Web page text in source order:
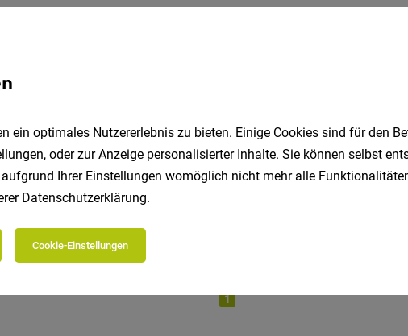
GmbH
(m/w/d)
1
ein optimales Nutzererlebnis zu bieten. Einige Cookies sind für den
oder zur Anzeige personalisierter Inhalte. Sie können selbst
Ihrer Einstellungen womöglich nicht mehr alle
Datenschutzerklärung.
Cookie-Einstellungen